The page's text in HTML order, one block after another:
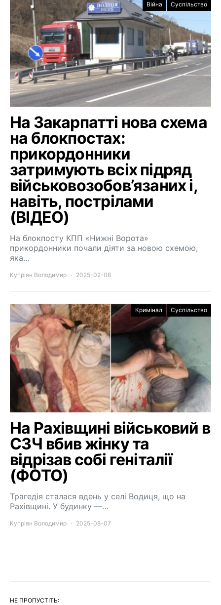
Війна Суспільство
На Закарпатті нова схема
на блокпостах:
прикордонники
затримують всіх підряд
військовозобов’язаних і,
навіть, пострілами
(ВІДЕО)
На блокпосту КПП «Нижні Ворота»
прикордонники почали діяти за новою схемою,
яка…
Купріян Володимир 2025-02-06
Кримінал Суспільство
На Рахівщині військовий в
СЗЧ вбив жінку та
відрізав собі геніталії
(ФОТО)
Трагедія сталася вдень у селі Водиця, що на
Рахівщині. У будинку —…
Купріян Володимир 2025-08-07
НЕ ПРОПУСТІТЬ: